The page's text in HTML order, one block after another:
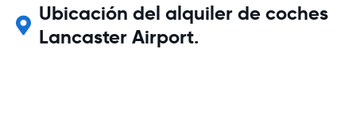
Ubicación del alquiler de coches
Lancaster Airport.